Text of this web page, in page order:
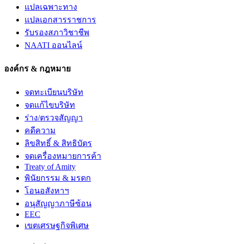
แปลเฉพาะทาง
แปลเอกสารราชการ
รับรองสภาวิชาชีพ
NAATI ออนไลน์
องค์กร & กฎหมาย
จดทะเบียนบริษัท
จดแก้ไขบริษัท
ร่าง/ตรวจสัญญา
คดีความ
ลิขสิทธิ์ & สิทธิบัตร
จดเครื่องหมายการค้า
Treaty of Amity
พินัยกรรม & มรดก
โอนอสังหาฯ
อนุสัญญาภาษีซ้อน
EEC
เขตเศรษฐกิจพิเศษ